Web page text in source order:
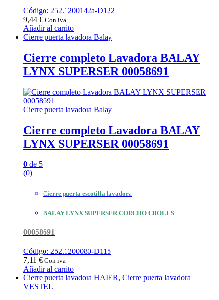
Código: 252.1200142a-D122
9,44 € Con iva
Añadir al carrito
Cierre puerta lavadora Balay
Cierre completo Lavadora BALAY
LYNX SUPERSER 00058691
Cierre puerta lavadora Balay
Cierre completo Lavadora BALAY
LYNX SUPERSER 00058691
0 de 5
(0)
Cierre puerta escotilla lavadora
BALAY LYNX SUPERSER CORCHO CROLLS
00058691
Código: 252.1200080-D115
7,11 € Con iva
Añadir al carrito
Cierre puerta lavadora HAIER, Cierre puerta lavadora
VESTEL